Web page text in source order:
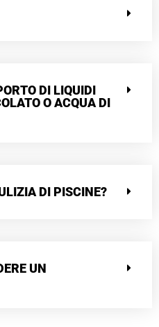
DI LIQUIDI
O ACQUA DI
DI PISCINE?
UN